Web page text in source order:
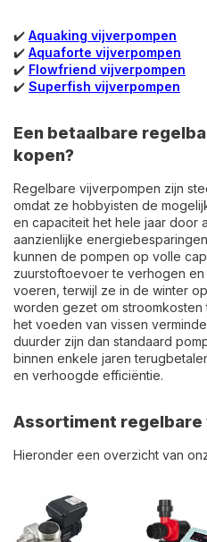
✔️ Aquaking vijverpompen
✔️ Aquaforte vijverpompen
✔️ Flowfriend vijverpompen
✔️ Superfish vijverpompen
Een betaalbare
kopen?
Regelbare vijverpompen zijn
omdat ze hobbyisten de
en capaciteit het hele jaar door
aanzienlijke
kunnen de pompen op volle
zuurstoftoevoer te verhogen
voeren, terwijl ze in de winter
worden gezet om
het voeden van vissen
duurder zijn dan standaard
binnen enkele jaren
en verhoogde efficiëntie.
Assortiment regelbare
Hieronder een overzicht van